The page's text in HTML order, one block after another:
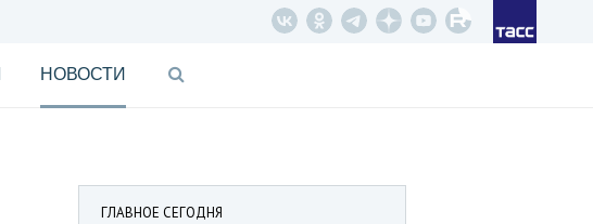
НОВОСТИ
ГЛАВНОЕ СЕГОДНЯ